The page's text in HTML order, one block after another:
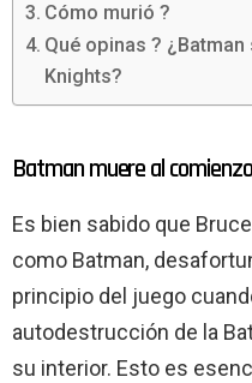
Cómo murió ?
Qué opinas ?
Knights?
Batman muere al
Es bien sabido que
como Batman,
principio del juego
autodestrucción de la
su interior. Esto es